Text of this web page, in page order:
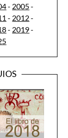
- 2005-
- 2012-
- 2019-